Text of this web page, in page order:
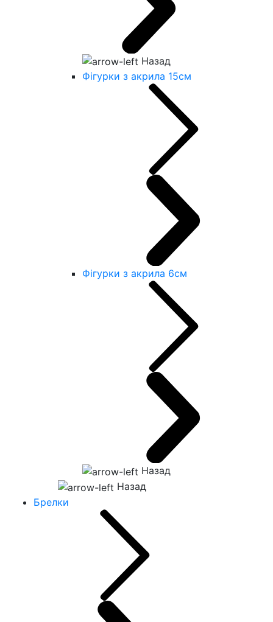
Назад
Фігурки з акрила 15см
Фігурки з акрила 6см
Назад
Назад
Брелки